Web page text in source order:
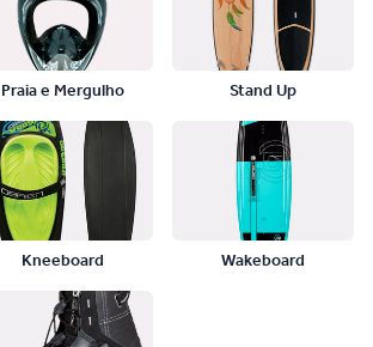
Praia e Mergulho Stand Up
Kneeboard Wakeboard